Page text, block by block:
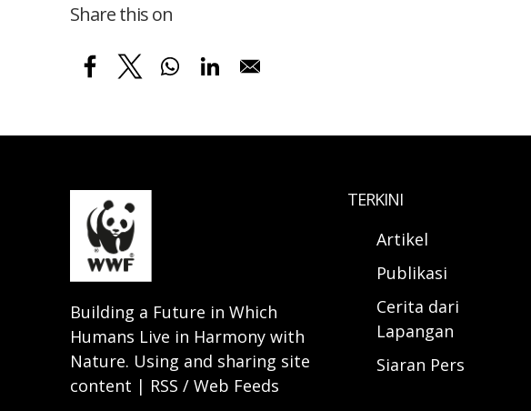
Share this on
Building a Future in Which
Humans Live in Harmony with
Nature. Using and sharing site
content | RSS / Web Feeds
TERKINI
Artikel
Publikasi
Cerita dari
Lapangan
Siaran Pers